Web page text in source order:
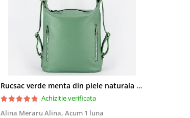
Rucsac verde menta din piele naturala 2 in 1 Lucia 121
Achizitie verificata
Alina Meraru Alina, Acum 1 luna